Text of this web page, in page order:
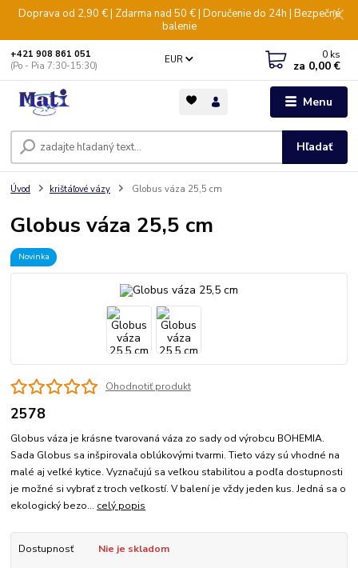
Doprava od 2,90 € | Zdarma nad 50 € | Doručenie do 24h | Bezpečné
balenie
Menu
EUR
Hľadať
+421 908 861 051
(Po - Pia 7:30-15:30)
0 ks
za 0,00 €
Úvod krištáľové vázy Globus váza 25,5 cm
Globus váza 25,5 cm
Novinka
Ohodnotiť produkt
2578
Globus váza je krásne tvarovaná váza zo sady od výrobcu BOHEMIA.
Sada Globus sa inšpirovala oblúkovými tvarmi. Tieto vázy sú vhodné na
malé aj veľké kytice. Vyznačujú sa veľkou stabilitou a podľa dostupnosti
je možné si vybrať z troch veľkostí. V balení je vždy jeden kus. Jedná sa o
ekologický bezo... celý popis
Dostupnosť Nie je skladom